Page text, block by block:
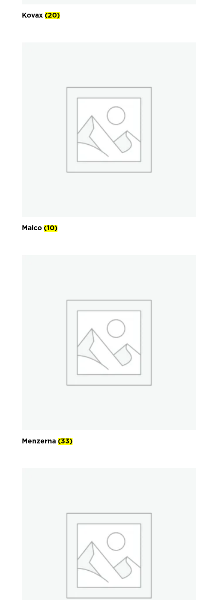
Kovax (20)
Malco (10)
Menzerna (33)